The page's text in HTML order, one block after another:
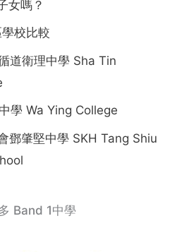
女嗎？
校比較
道衛理中學 Sha Tin
學 Wa Ying College
鄧肇堅中學 SKH Tang Shiu
Band 1中學